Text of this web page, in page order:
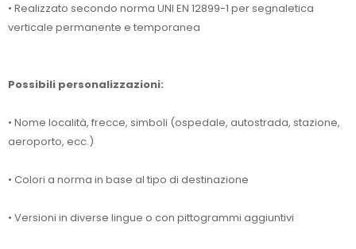
• Realizzato secondo norma UNI EN 12899-1 per segnaletica
verticale permanente e temporanea
Possibili personalizzazioni:
• Nome località, frecce, simboli (ospedale, autostrada, stazione,
aeroporto, ecc.)
• Colori a norma in base al tipo di destinazione
• Versioni in diverse lingue o con pittogrammi aggiuntivi